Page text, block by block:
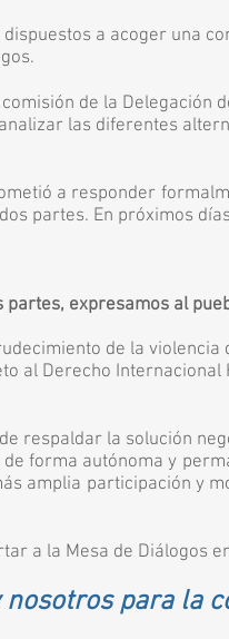
a acoger una
de la
las diferentes
a responder
En próximos días
expresamos al
de la violencia
Derecho Internacional
respaldar la solución
forma autónoma y
amplia participación y
la Mesa de Diálogos
para la